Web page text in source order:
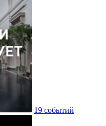
19 событий